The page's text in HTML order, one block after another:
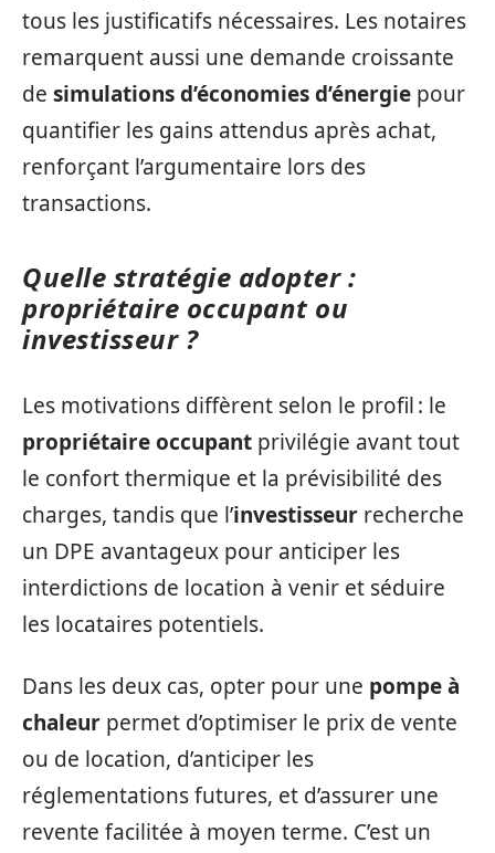
tous les justificatifs nécessaires. Les notaires
remarquent aussi une demande croissante
de simulations d’économies d’énergie pour
quantifier les gains attendus après achat,
renforçant l’argumentaire lors des
transactions.
Quelle stratégie adopter :
propriétaire occupant ou
investisseur ?
Les motivations diffèrent selon le profil : le
propriétaire occupant privilégie avant tout
le confort thermique et la prévisibilité des
charges, tandis que l’investisseur recherche
un DPE avantageux pour anticiper les
interdictions de location à venir et séduire
les locataires potentiels.
Dans les deux cas, opter pour une pompe à
chaleur permet d’optimiser le prix de vente
ou de location, d’anticiper les
réglementations futures, et d’assurer une
revente facilitée à moyen terme. C’est un